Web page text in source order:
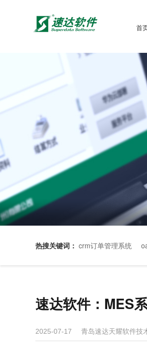
首
热搜关键词： crm订单管理系统
速达软件：MES
2025-07-17 青岛速达天耀软件技